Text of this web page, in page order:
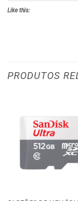
Like this:
PRODUTOS